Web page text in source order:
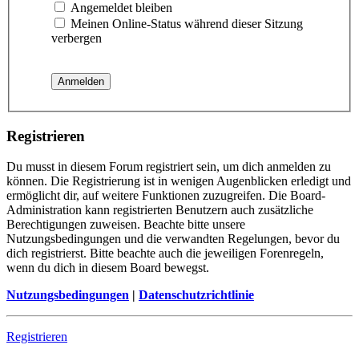
Angemeldet bleiben
Meinen Online-Status während dieser Sitzung
verbergen
Registrieren
Du musst in diesem Forum registriert sein, um dich anmelden zu
können. Die Registrierung ist in wenigen Augenblicken erledigt und
ermöglicht dir, auf weitere Funktionen zuzugreifen. Die Board-
Administration kann registrierten Benutzern auch zusätzliche
Berechtigungen zuweisen. Beachte bitte unsere
Nutzungsbedingungen und die verwandten Regelungen, bevor du
dich registrierst. Bitte beachte auch die jeweiligen Forenregeln,
wenn du dich in diesem Board bewegst.
Nutzungsbedingungen | Datenschutzrichtlinie
Registrieren